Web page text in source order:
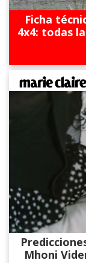
Ficha
4x4: todas
Mhoni